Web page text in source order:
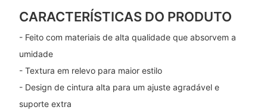
CARACTERÍSTICAS DO PRODUTO
- Feito com materiais de alta qualidade que absorvem a
umidade
- Textura em relevo para maior estilo
- Design de cintura alta para um ajuste agradável e
suporte extra